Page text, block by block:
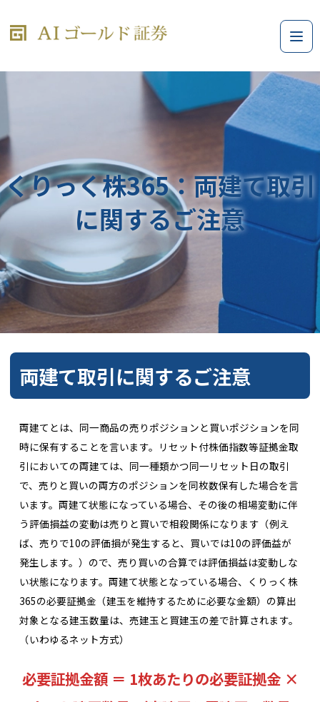
くりっく株365：両建て取引
に関するご注意
両建て取引に関するご注意
両建てとは、同一商品の売りポジションと買いポジションを同
時に保有することを言います。リセット付株価指数等証拠金取
引においての両建ては、同一種類かつ同一リセット日の取引
で、売りと買いの両方のポジションを同枚数保有した場合を言
います。両建て状態になっている場合、その後の相場変動に伴
う評価損益の変動は売りと買いで相殺関係になります（例え
ば、売りで10の評価損が発生すると、買いでは10の評価益が
発生します。）ので、売り買いの合算では評価損益は変動しな
い状態になります。両建て状態となっている場合、くりっく株
365の必要証拠金（建玉を維持するために必要な金額）の算出
対象となる建玉数量は、売建玉と買建玉の差で計算されます。
（いわゆるネット方式）
必要証拠金額 ＝ 1枚あたりの必要証拠金 ×